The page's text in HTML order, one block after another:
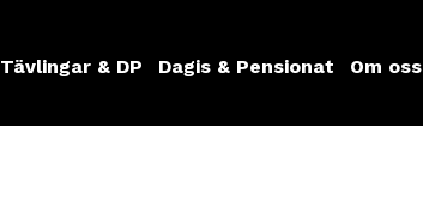
Tävlingar & DP Dagis & Pensionat Om oss